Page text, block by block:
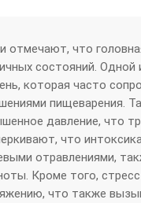
отмечают, что
состояний. Одной
которая часто
пищеварения.
давление, что
что
отравлениями,
Кроме того,
что также